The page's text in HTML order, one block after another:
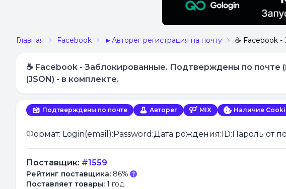
Главная Facebook ►Авторег регистрация на почту ☕ Facebook
☕ Facebook - Заблокированные. Подтверждены по почте
(JSON) - в комплекте.
Подтверждены по почте Авторег MIX Наличие
Формат: Login(email):Password:Дата рождения:ID:Пароль от
Поставщик: #1559
Рейтинг поставщика: 86%
Поставляет товары: 1 год